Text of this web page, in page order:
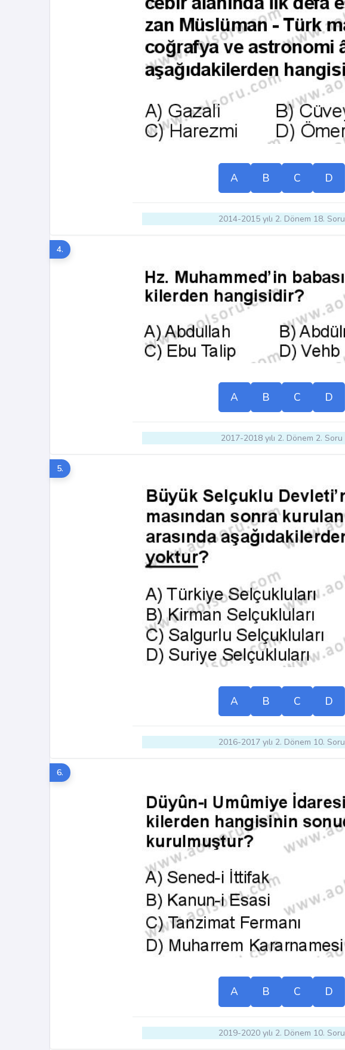
A B C D
2014-2015 yılı 2. Dönem 18. Soru
4.
A B C D
2017-2018 yılı 2. Dönem 2. Soru
5.
A B C D
2016-2017 yılı 2. Dönem 10. Soru
6.
A B C D
2019-2020 yılı 2. Dönem 10. Soru